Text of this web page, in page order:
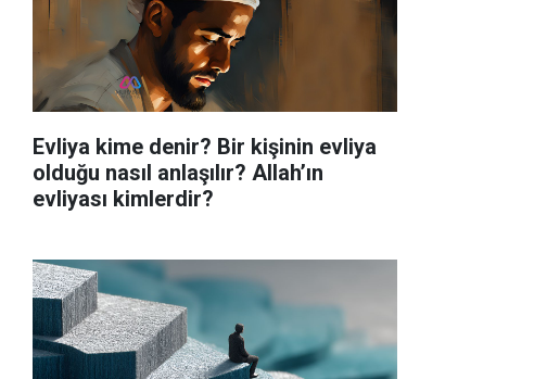
Evliya kime denir? Bir kişinin evliya
olduğu nasıl anlaşılır? Allah’ın
evliyası kimlerdir?